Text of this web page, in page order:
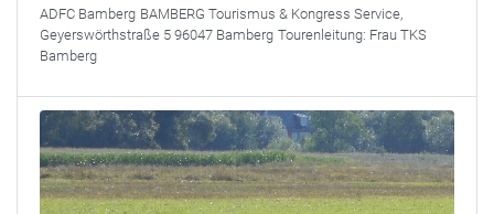
ADFC Bamberg BAMBERG Tourismus & Kongress Service,
Geyerswörthstraße 5 96047 Bamberg Tourenleitung: Frau TKS
Bamberg